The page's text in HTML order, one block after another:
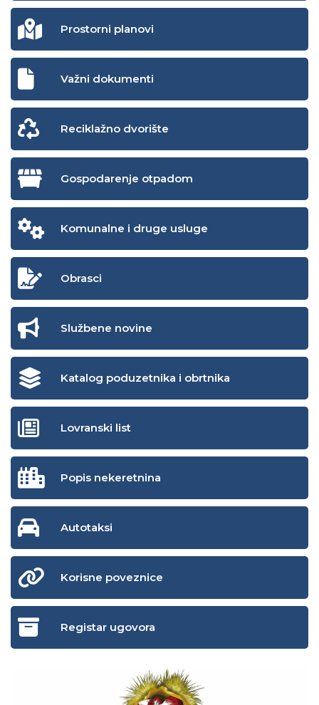
Prostorni planovi
Važni dokumenti
Reciklažno dvorište
Gospodarenje otpadom
Komunalne i druge usluge
Obrasci
Službene novine
Katalog poduzetnika i obrtnika
Lovranski list
Popis nekeretnina
Autotaksi
Korisne poveznice
Registar ugovora